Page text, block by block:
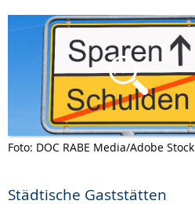
Foto: DOC RABE Media/Adobe Stock
Städtische Gaststätten